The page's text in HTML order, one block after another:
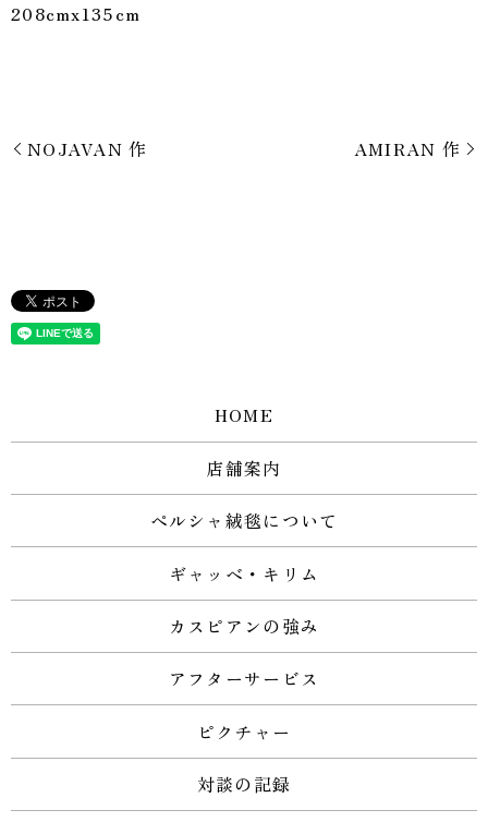
208cmx135cm
NOJAVAN 作 AMIRAN 作
HOME
店舗案内
ペルシャ絨毯について
ギャッベ・キリム
カスピアンの強み
アフターサービス
ピクチャー
対談の記録